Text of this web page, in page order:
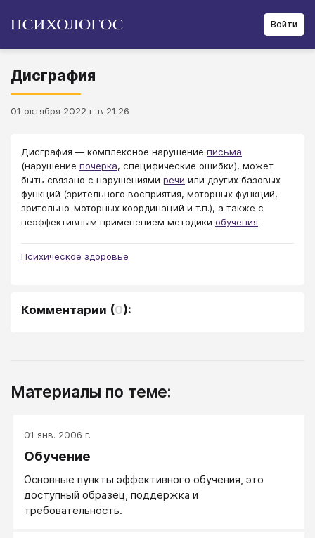
Войти
Дисграфия
01 октября 2022 г. в 21:26
Дисграфия ― комплексное нарушение письма
(нарушение почерка, специфические ошибки), может
быть связано с нарушениями речи или других базовых
функций (зрительного восприятия, моторных функций,
зрительно-моторных координаций и т.п.), а также с
неэффективным применением методики обучения.
Психическое здоровье
Комментарии (0):
Материалы по теме:
01 янв. 2006 г.
Обучение
Основные пункты эффективного обучения, это
доступный образец, поддержка и
требовательность.